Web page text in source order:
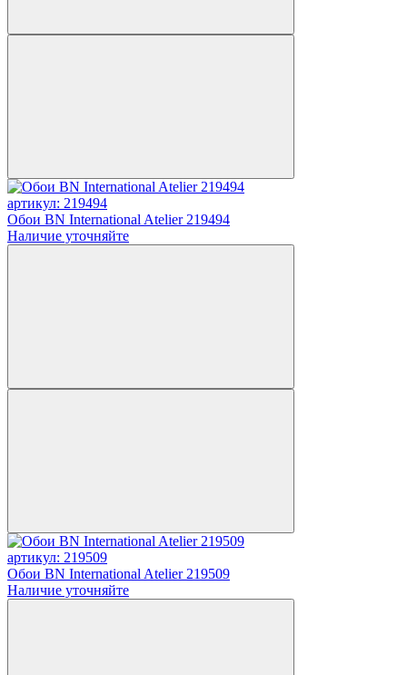
артикул: 219494
Обои BN International Atelier 219494
Наличие уточняйте
артикул: 219509
Обои BN International Atelier 219509
Наличие уточняйте